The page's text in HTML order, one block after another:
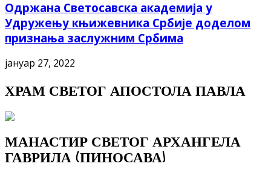
Одржана Светосавска академија у
Удружењу књижевника Србије доделом
признања заслужним Србима
јануар 27, 2022
ХРАМ СВЕТОГ АПОСТОЛА ПАВЛА
МАНАСТИР СВЕТОГ АРХАНГЕЛА
ГАВРИЛА (ПИНОСАВА)